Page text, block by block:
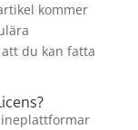
kommer
du kan fatta